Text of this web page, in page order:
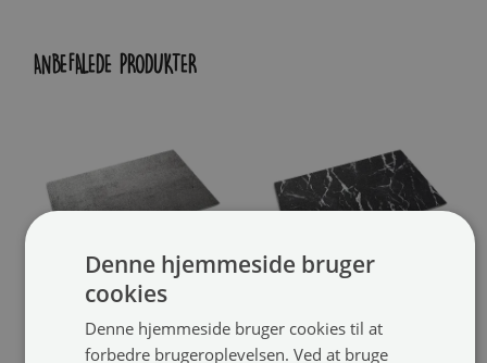
ANBEFALEDE PRODUKTER
Dørmåtte
Beton(#ww-88079)
Indendørs dørmåtte
Sort marmor (#ww-13336)
Denne hjemmeside bruger
cookies
Denne hjemmeside bruger cookies til at
forbedre brugeroplevelsen. Ved at bruge